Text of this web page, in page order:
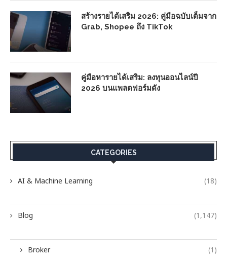
สร้างรายได้เสริม 2026: คู่มือฉบับเต็มจาก
Grab, Shopee ถึง TikTok
คู่มือหารายได้เสริม: ลงทุนออนไลน์ปี
2026 บนแพลตฟอร์มดัง
CATEGORIES
AI & Machine Learning (18)
Blog (1,147)
Broker (1)